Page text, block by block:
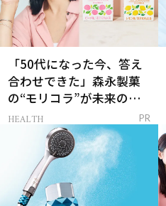
「50代になった今、答え
合わせできた」森永製菓
の“モリコラ”が未来のキ
レイを連れてくる！
HEALTH PR